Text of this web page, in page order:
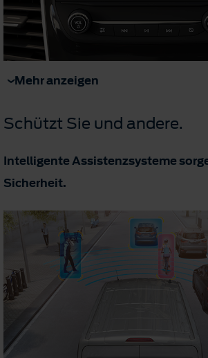
Mehr anzeigen
Schützt Sie und andere.
Intelligente Assistenzsysteme
Sicherheit.